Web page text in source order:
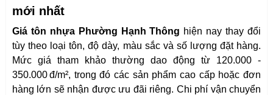
mới nhất
Giá tôn nhựa Phường Hạnh Thông hiện nay thay đổi
tùy theo loại tôn, độ dày, màu sắc và số lượng đặt hàng.
Mức giá tham khảo thường dao động từ 120.000 -
350.000 đ/m², trong đó các sản phẩm cao cấp hoặc đơn
hàng lớn sẽ nhận được ưu đãi riêng. Chi phí vận chuyển